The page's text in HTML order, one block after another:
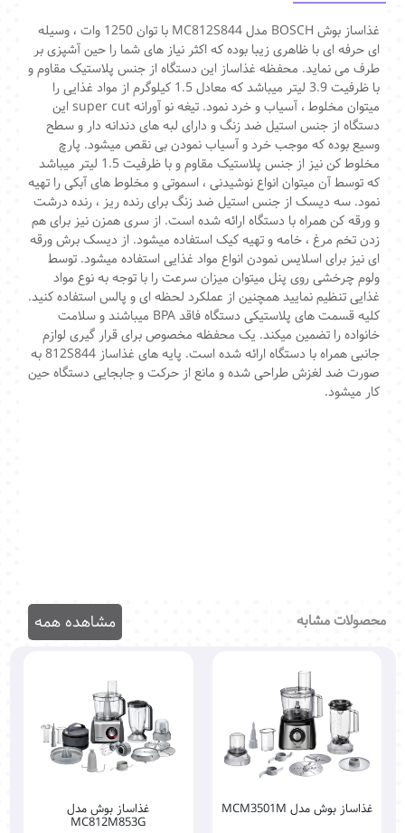
غذاساز بوش BOSCH مدل MC812S844 با توان 1250 وات ، وسیله
ای حرفه ای با ظاهری زیبا بوده که اکثر نیاز های شما را حین آشپزی بر
طرف می نماید. محفظه غذاساز این دستگاه از جنس پلاستیک مقاوم و
با ظرفیت 3.9 لیتر میباشد که معادل 1.5 کیلوگرم از مواد غذایی را
میتوان مخلوط ، آسیاب و خرد نمود. تیغه نو آورانه super cut این
دستگاه از جنس استیل ضد زنگ و دارای لبه های دندانه دار و سطح
وسیع بوده که موجب خرد و آسیاب نمودن بی نقص میشود. پارچ
مخلوط کن نیز از جنس پلاستیک مقاوم و با ظرفیت 1.5 لیتر میباشد
که توسط آن میتوان انواع نوشیدنی ، اسموتی و مخلوط های آبکی را تهیه
نمود. سه دیسک از جنس استیل ضد زنگ برای رنده ریز ، رنده درشت
و ورقه کن همراه با دستگاه ارائه شده است. از سری همزن نیز برای هم
زدن تخم مرغ ، خامه و تهیه کیک استفاده میشود. از دیسک برش ورقه
ای نیز برای اسلایس نمودن انواع مواد غذایی استفاده میشود. توسط
ولوم چرخشی روی پنل میتوان میزان سرعت را با توجه به نوع مواد
غذایی تنظیم نمایید همچنین از عملکرد لحظه ای و پالس استفاده کنید.
کلیه قسمت های پلاستیکی دستگاه فاقد BPA میباشند و سلامت
خانواده را تضمین میکند. یک محفظه مخصوص برای قرار گیری لوازم
جانبی همراه با دستگاه ارائه شده است. پایه های غذاساز 812S844 به
صورت ضد لغزش طراحی شده و مانع از حرکت و جابجایی دستگاه حین
کار میشود.
محصولات مشابه مشاهده همه
غذاساز بوش مدل MCM3501M غذاساز بوش مدل
MC812M853G